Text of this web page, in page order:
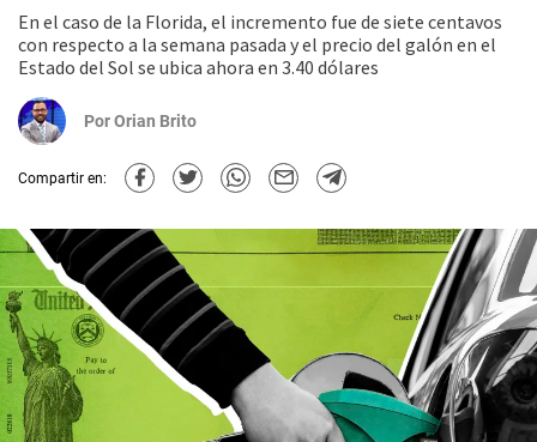
En el caso de la Florida, el incremento fue de siete centavos
con respecto a la semana pasada y el precio del galón en el
Estado del Sol se ubica ahora en 3.40 dólares
PorOrian Brito
Compartir en: